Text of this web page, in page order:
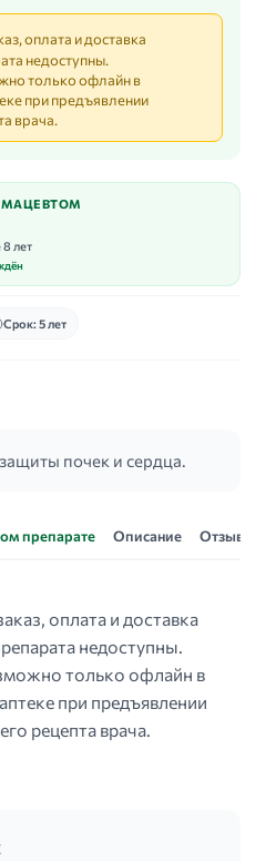
оплата и доставка
недоступны.
только офлайн в
при предъявлении
врача.
8 лет
Срок: 5 лет
почек и сердца.
препарате Описание Отзывы
оплата и доставка
недоступны.
только офлайн в
при предъявлении
рецепта врача.